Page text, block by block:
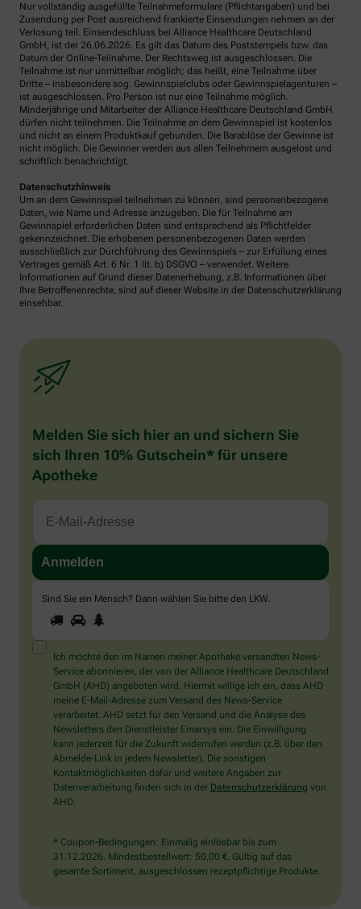
Nur vollständig ausgefüllte Teilnahmeformulare (Pflichtangaben) und bei
Zusendung per Post ausreichend frankierte Einsendungen nehmen an der
Verlosung teil. Einsendeschluss bei Alliance Healthcare Deutschland
GmbH, ist der 26.06.2026. Es gilt das Datum des Poststempels bzw. das
Datum der Online-Teilnahme. Der Rechtsweg ist ausgeschlossen. Die
Teilnahme ist nur unmittelbar möglich; das heißt, eine Teilnahme über
Dritte – insbesondere sog. Gewinnspielclubs oder Gewinnspielagenturen –
ist ausgeschlossen. Pro Person ist nur eine Teilnahme möglich.
Minderjährige und Mitarbeiter der Alliance Healthcare Deutschland GmbH
dürfen nicht teilnehmen. Die Teilnahme an dem Gewinnspiel ist kostenlos
und nicht an einem Produktkauf gebunden. Die Barablöse der Gewinne ist
nicht möglich. Die Gewinner werden aus allen Teilnehmern ausgelost und
schriftlich benachrichtigt.
Datenschutzhinweis
Um an dem Gewinnspiel teilnehmen zu können, sind personenbezogene
Daten, wie Name und Adresse anzugeben. Die für Teilnahme am
Gewinnspiel erforderlichen Daten sind entsprechend als Pflichtfelder
gekennzeichnet. Die erhobenen personenbezogenen Daten werden
ausschließlich zur Durchführung des Gewinnspiels – zur Erfüllung eines
Vertrages gemäß Art. 6 Nr. 1 lit. b) DSGVO – verwendet. Weitere
Informationen auf Grund dieser Datenerhebung, z.B. Informationen über
Ihre Betroffenenrechte, sind auf dieser Website in der Datenschutzerklärung
einsehbar.
Melden Sie sich hier an und sichern Sie
sich Ihren 10% Gutschein* für unsere
Apotheke
Sind Sie ein Mensch? Dann wählen Sie bitte den LKW.
Sind
Sie
ein
Mensch?
Dann
wählen
Sie
bitte
den
LKW.
1 2
Ich möchte den im Namen meiner Apotheke versandten News-
Service abonnieren, der von der Alliance Healthcare Deutschland
GmbH (AHD) angeboten wird. Hiermit willige ich ein, dass AHD
meine E-Mail-Adresse zum Versand des News-Service
verarbeitet. AHD setzt für den Versand und die Analyse des
Newsletters den Dienstleister Emarsys ein. Die Einwilligung
kann jederzeit für die Zukunft widerrufen werden (z.B. über den
Abmelde-Link in jedem Newsletter). Die sonstigen
Kontaktmöglichkeiten dafür und weitere Angaben zur
Datenverarbeitung finden sich in der Datenschutzerklärung von
AHD.
* Coupon-Bedingungen: Einmalig einlösbar bis zum
31.12.2026. Mindestbestellwert: 50,00 €. Gültig auf das
gesamte Sortiment, ausgeschlossen rezeptpflichtige Produkte.